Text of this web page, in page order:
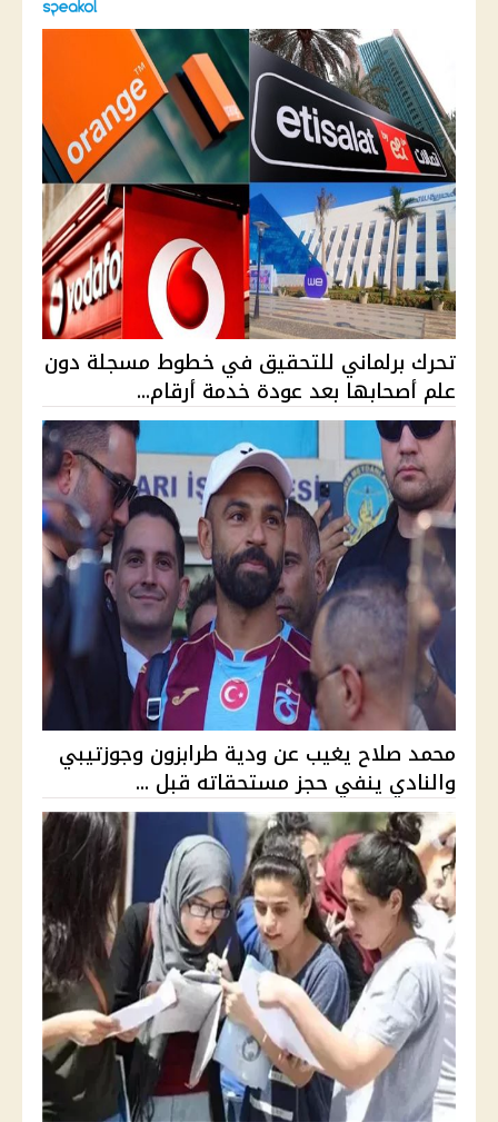
تحرك برلماني للتحقيق في خطوط مسجلة دون
علم أصحابها بعد عودة خدمة أرقام...
محمد صلاح يغيب عن ودية طرابزون وجوزتيبي
والنادي ينفي حجز مستحقاته قبل ...